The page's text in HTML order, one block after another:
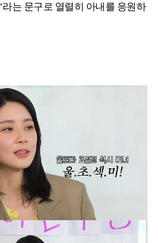
라는 문구로 열렬히 아내를 응원하